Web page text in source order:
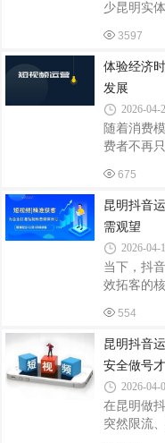
量推送方
期定位，
少昆明实
店做短视
定位、用
本地实体
区，实现
样的困惑
没人看、
频，根本
量逻辑很
3597
体验经济
发展
2026-04-
随着消费
费者不再
来，传统
造沉浸式
业的昆明
助力。当
求从刚需
娱乐、文
更愿意为
纯的价格
675
昆明抖音
需观望
2026-04-
当下，抖
效拓客的
真实服务
不及的，
正在快速
店客流爆
竞争壁垒
发布，等
务的昆明
554
昆明抖音
安全做号才
2026-04-
在昆明做
突然限流